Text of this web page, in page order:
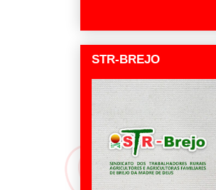
STR-BREJO